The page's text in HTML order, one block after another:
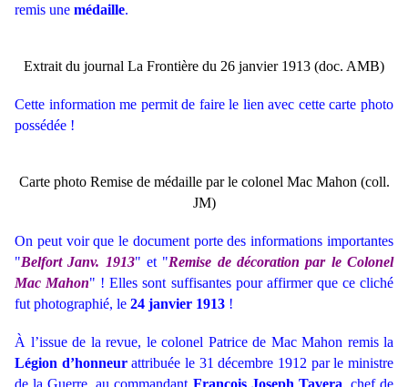
remis une médaille.
Extrait du journal La Frontière du 26 janvier 1913 (doc. AMB)
Cette information me permit de faire le lien avec cette carte photo
possédée !
Carte photo Remise de médaille par le colonel Mac Mahon (coll.
JM)
On peut voir que le document porte des informations importantes
"Belfort Janv. 1913" et "Remise de décoration par le Colonel
Mac Mahon" ! Elles sont suffisantes pour affirmer que ce cliché
fut photographié, le 24 janvier 1913 !
À l’issue de la revue, le colonel Patrice de Mac Mahon remis la
Légion d’honneurattribuée le 31 décembre 1912 par le ministre
de la Guerre, au commandant François Joseph Tavera, chef de